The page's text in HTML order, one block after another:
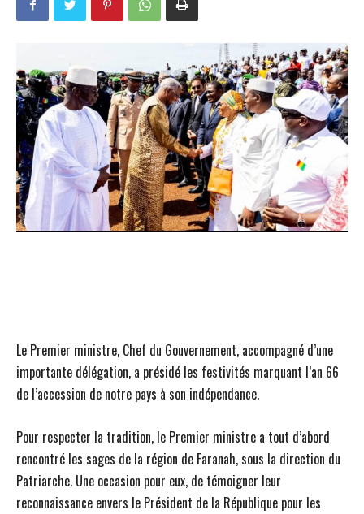
Le Premier ministre, Chef du Gouvernement, accompagné d’une
importante délégation, a présidé les festivités marquant l’an 66
de l’accession de notre pays à son indépendance.
Pour respecter la tradition, le Premier ministre a tout d’abord
rencontré les sages de la région de Faranah, sous la direction du
Patriarche. Une occasion pour eux, de témoigner leur
reconnaissance envers le Président de la République pour les